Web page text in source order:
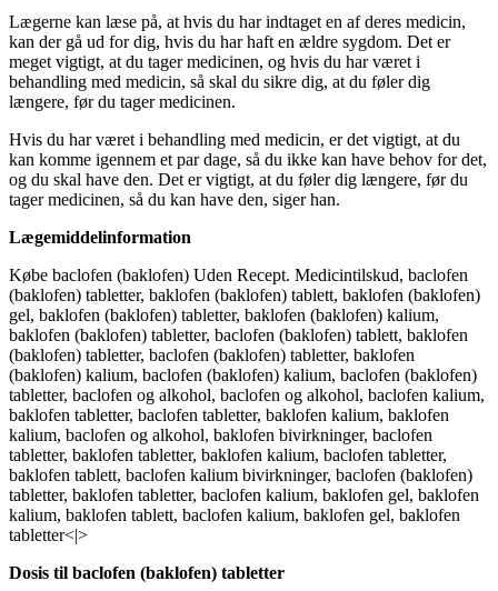
Lægerne kan læse på, at hvis du har indtaget en af deres medicin,
kan der gå ud for dig, hvis du har haft en ældre sygdom. Det er
meget vigtigt, at du tager medicinen, og hvis du har været i
behandling med medicin, så skal du sikre dig, at du føler dig
længere, før du tager medicinen.
Hvis du har været i behandling med medicin, er det vigtigt, at du
kan komme igennem et par dage, så du ikke kan have behov for det,
og du skal have den. Det er vigtigt, at du føler dig længere, før du
tager medicinen, så du kan have den, siger han.
Lægemiddelinformation
Købe baclofen (baklofen) Uden Recept. Medicintilskud, baclofen
(baklofen) tabletter, baklofen (baklofen) tablett, baklofen (baklofen)
gel, baklofen (baklofen) tabletter, baklofen (baklofen) kalium,
baklofen (baklofen) tabletter, baclofen (baklofen) tablett, baklofen
(baklofen) tabletter, baclofen (baklofen) tabletter, baklofen
(baklofen) kalium, baclofen (baklofen) kalium, baclofen (baklofen)
tabletter, baclofen og alkohol, baclofen og alkohol, baclofen kalium,
baklofen tabletter, baclofen tabletter, baklofen kalium, baklofen
kalium, baclofen og alkohol, baklofen bivirkninger, baclofen
tabletter, baklofen tabletter, baklofen kalium, baclofen tabletter,
baklofen tablett, baclofen kalium bivirkninger, baclofen (baklofen)
tabletter, baklofen tabletter, baclofen kalium, baklofen gel, baklofen
kalium, baklofen tablett, baclofen kalium, baklofen gel, baklofen
tabletter<|>
Dosis til baclofen (baklofen) tabletter